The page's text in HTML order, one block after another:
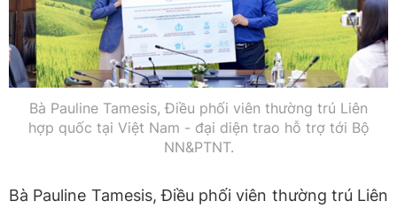
Bà Pauline Tamesis, Điều phối viên thường trú Liên
hợp quốc tại Việt Nam - đại diện trao hỗ trợ tới Bộ
NN&PTNT.
Bà Pauline Tamesis, Điều phối viên thường trú Liên